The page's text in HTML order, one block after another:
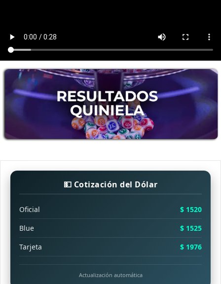
💵 Cotización del Dólar
Oficial
$ 1520
Blue
$ 1525
Tarjeta
$ 1976
Actualización automática